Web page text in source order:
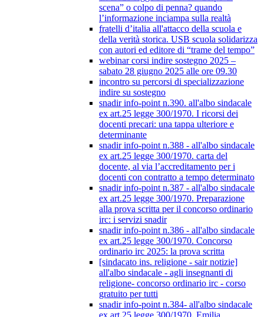
scena” o colpo di penna? quando
l’informazione inciampa sulla realtà
fratelli d’italia all'attacco della scuola e
della verità storica. USB scuola solidarizza
con autori ed editore di “trame del tempo”
webinar corsi indire sostegno 2025 –
sabato 28 giugno 2025 alle ore 09.30
incontro su percorsi di specializzazione
indire su sostegno
snadir info-point n.390. all'albo sindacale
ex art.25 legge 300/1970. I ricorsi dei
docenti precari: una tappa ulteriore e
determinante
snadir info-point n.388 - all'albo sindacale
ex art.25 legge 300/1970. carta del
docente, al via l’accreditamento per i
docenti con contratto a tempo determinato
snadir info-point n.387 - all'albo sindacale
ex art.25 legge 300/1970. Preparazione
alla prova scritta per il concorso ordinario
irc: i servizi snadir
snadir info-point n.386 - all'albo sindacale
ex art.25 legge 300/1970. Concorso
ordinario irc 2025: la prova scritta
[sindacato ins. religione - sair notizie]
all'albo sindacale - agli insegnanti di
religione- concorso ordinario irc - corso
gratuito per tutti
snadir info-point n.384- all'albo sindacale